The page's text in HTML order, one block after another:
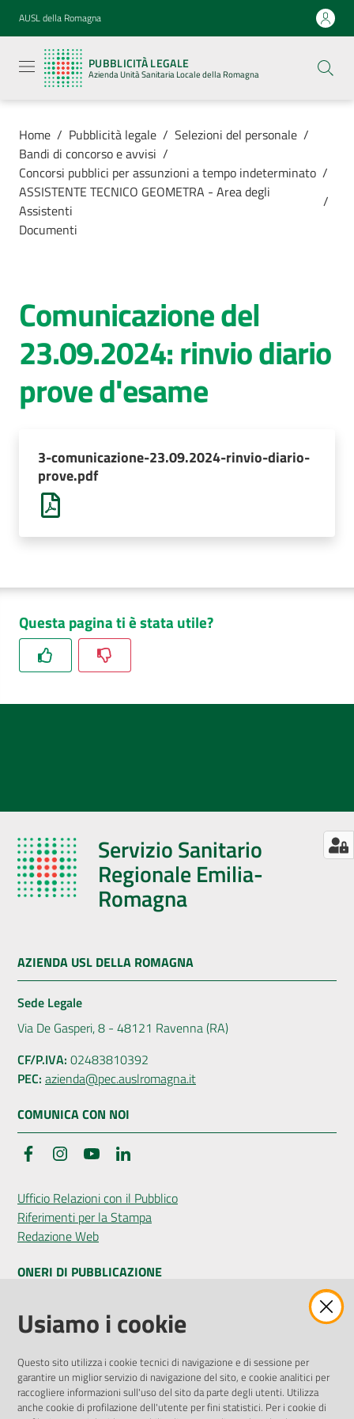
Vai al contenuto
Vai alla navigazione
Vai al footer
AUSL della Romagna
PUBBLICITÀ LEGALE
Azienda Unità Sanitaria Locale della Romagna
legale
Azienda
Unità
Locale della
Azienda
Luoghi di
cura
Comunica
Home / Pubblicità legale / Selezioni del personale /
Bandi di concorso e avvisi /
Concorsi pubblici per assunzioni a tempo indeterminato /
ASSISTENTE TECNICO GEOMETRA - Area degli
Assistenti
/
Documenti
Comunicazione del
23.09.2024: rinvio diario
prove d'esame
3-comunicazione-23.09.2024-rinvio-diario-
prove.pdf
Questa pagina ti è stata utile?
Servizio Sanitario
Regionale Emilia-
Romagna
AZIENDA USL DELLA ROMAGNA
Sede Legale
Via De Gasperi, 8 - 48121 Ravenna (RA)
CF/P.IVA: 02483810392
PEC: azienda@pec.auslromagna.it
COMUNICA CON NOI
FacebookInstagramYouTube
Ufficio Relazioni con il Pubblico
Riferimenti per la Stampa
Redazione Web
ONERI DI PUBBLICAZIONE
Amministrazione Trasparente
Pubblicità legale
Privacy Policy
Attuazione Misure PNRR
Liste di Attesa
Usiamo i cookie
Questo sito utilizza i cookie tecnici di navigazione e di sessione per
garantire un miglior servizio di navigazione del sito, e cookie analitici per
raccogliere informazioni sull'uso del sito da parte degli utenti. Utilizza
anche cookie di profilazione dell'utente per fini statistici. Per i cookie di